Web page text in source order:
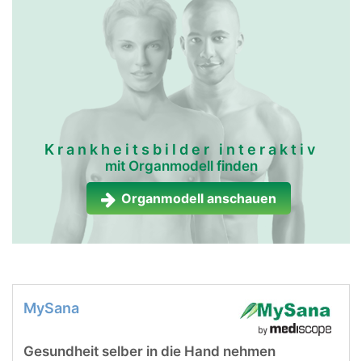
Krankheitsbilder interaktiv
mit Organmodell finden
Organmodell anschauen
MySana
Gesundheit selber in die Hand nehmen